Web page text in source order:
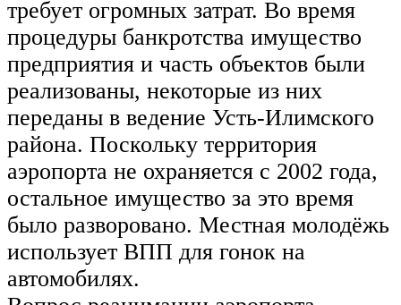
требует огромных затрат. Во время
процедуры банкротства имущество
предприятия и часть объектов были
реализованы, некоторые из них
переданы в ведение Усть-Илимского
района. Поскольку территория
аэропорта не охраняется с 2002 года,
остальное имущество за это время
было разворовано. Местная молодёжь
использует ВПП для гонок на
автомобилях.